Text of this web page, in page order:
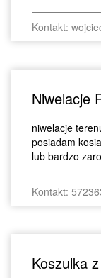
Kontakt:
Niwelacje
niwelacje
posiadam
lub bardzo
Kontakt:
Koszulka